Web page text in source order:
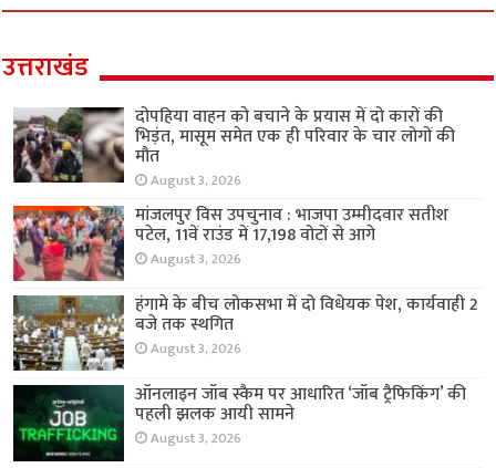
उत्तराखंड
दोपहिया वाहन को बचाने के प्रयास में दो कारों की
भिड़ंत, मासूम समेत एक ही परिवार के चार लोगों की
मौत
August 3, 2026
मांजलपुर विस उपचुनाव : भाजपा उम्मीदवार सतीश
पटेल, 11वें राउंड में 17,198 वोटों से आगे
August 3, 2026
हंगामे के बीच लोकसभा में दो विधेयक पेश, कार्यवाही 2
बजे तक स्थगित
August 3, 2026
ऑनलाइन जॉब स्कैम पर आधारित ‘जॉब ट्रैफिकिंग’ की
पहली झलक आयी सामने
August 3, 2026